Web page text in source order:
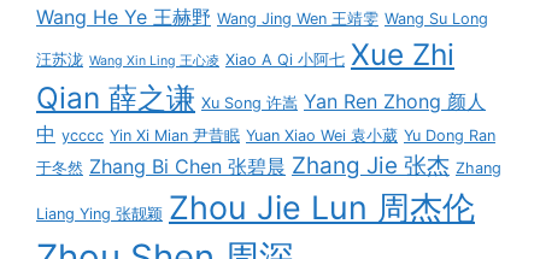
Wang He Ye 王赫野 Wang Jing Wen 王靖雯 Wang Su Long
汪苏泷 Wang Xin Ling 王心凌 Xiao A Qi 小阿七 Xue Zhi
Qian 薛之谦 Xu Song 许嵩 Yan Ren Zhong 颜人
中 ycccc Yin Xi Mian 尹昔眠 Yuan Xiao Wei 袁小葳 Yu Dong Ran
于冬然 Zhang Bi Chen 张碧晨 Zhang Jie 张杰 Zhang
Liang Ying 张靓颖 Zhou Jie Lun 周杰伦